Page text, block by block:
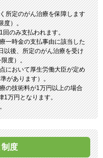
所定のがん治療を保障します
度）。
回のみ支払われます。
一時金の支払事由に該当した
以後、所定のがん治療を受け
度）。
において厚生労働大臣が定め
があります）。
の技術料が1万円以上の場合
1万円となります。
制度